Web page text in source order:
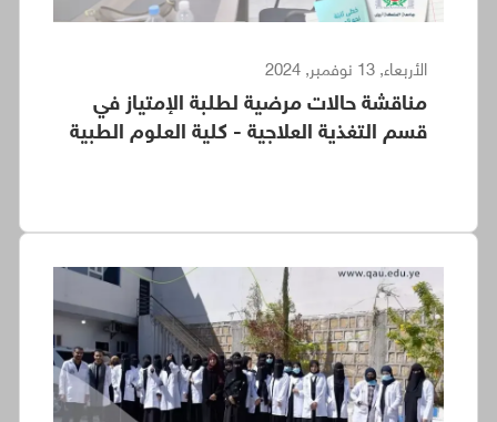
الأربعاء, 13 نوفمبر, 2024
مناقشة حالات مرضية لطلبة الإمتياز في
قسم التغذية العلاجية - كلية العلوم الطبية